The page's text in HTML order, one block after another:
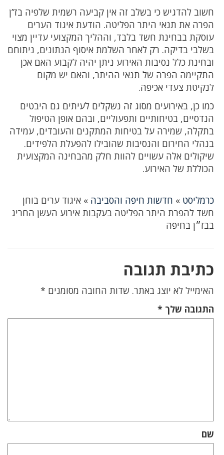
חשוב להדגיש כי בשלב זה אין קביעה רשמית שלפיה בז”ן
הפרה את תנאי היתר הפליטה. הודעת איגוד הערים
עוסקת בבחינת חשד בלבד, וההליך המקצועי עדיין מצוי
בשלבי בדיקה. רק לאחר השלמת איסוף הנתונים, ניתוחם
ובחינת כלל נסיבות האירוע ניתן יהיה לקבוע האם אכן
התקיימה הפרה של תנאי ההיתר, והאם יש מקום
לנקיטת צעדי אכיפה.
כמו כן, באירועים מסוג זה נשקלים לעיתים גם היבטים
הנדסיים, בטיחותיים ותפעוליים, ובהם אופן הטיפול
בתקלה, שמירה על בטיחות המתקנים והעובדים, עמידה
בנהלי החירום והנסיבות שהובילו להפעלת הלפידים.
שיקולים אלה עשויים להוות חלק מהבחינה המקצועית
הכוללת של האירוע.
כרמליסט » חדשות חיפה והסביבה » איגוד ערים בוחן
חשד להפרת היתר הפליטה בעקבות אירוע העשן החריג
בבז״ן בחיפה
כתיבת תגובה
האימייל לא יוצג באתר. שדות החובה מסומנים *
התגובה שלך *
שם